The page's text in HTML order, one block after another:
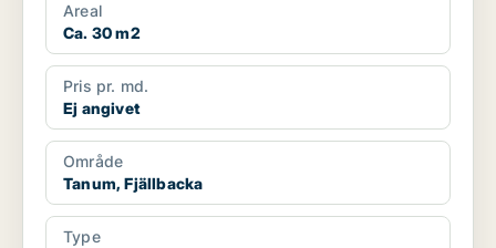
Areal
Ca. 30 m2
Pris pr. md.
Ej angivet
Område
Tanum, Fjällbacka
Type